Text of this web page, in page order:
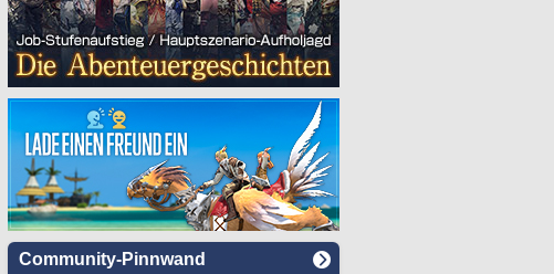
Community-Pinnwand